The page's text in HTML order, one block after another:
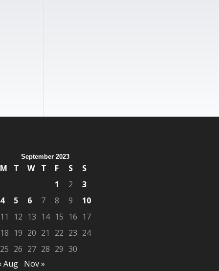
September 2023
M T W T F S
S
1
2
3
4
5 6 7 8 9
10
11
12 13 14 15 16 17
18 19 20 21 22 23 24
25 26 27 28 29 30
Aug
Nov »